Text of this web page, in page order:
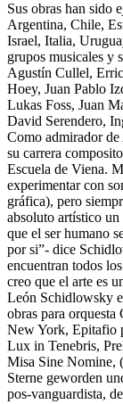
Sus obras han sido
Argentina, Chile,
Israel, Italia,
grupos musicales y
Agustín Cullel,
Hoey, Juan Pablo
Lukas Foss, Juan
David Serendero,
Como admirador
su carrera
Escuela de Viena.
experimentar con
gráfica), pero
absoluto artístico
que el ser humano
por si”- dice
encuentran todos
creo que el arte es
León Schidlowsky
obras para
New York, Epitafio
Lux in Tenebris,
Misa Sine Nomine,
Sterne geworden
pos-vanguardista,